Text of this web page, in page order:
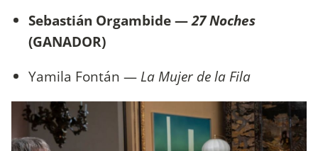
Sebastián Orgambide —27 Noches
(GANADOR)
Yamila Fontán — La Mujer de la Fila